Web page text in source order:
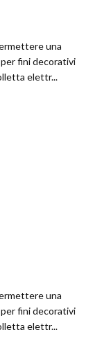
una
fini decorativi
elettr...
una
fini decorativi
elettr...